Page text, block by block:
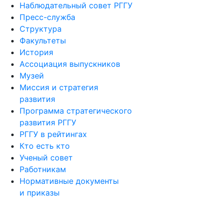
Наблюдательный совет РГГУ
Пресс-служба
Структура
Факультеты
История
Ассоциация выпускников
Музей
Миссия и стратегия
развития
Программа стратегического
развития РГГУ
РГГУ в рейтингах
Кто есть кто
Ученый совет
Работникам
Нормативные документы
и приказы